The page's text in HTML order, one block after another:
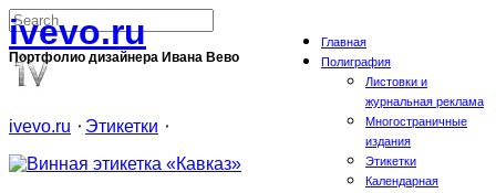
ivevo.ru
Портфолио дизайнера Ивана Вево
Главная
Полиграфия
Листовки и
журнальная реклама
Многостраничные
издания
Этикетки
Календарная
ivevo.ru ⋅ Этикетки ⋅